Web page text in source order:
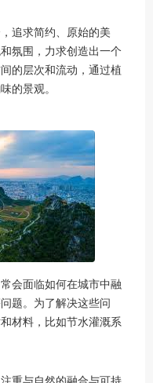
追求简约、原始的美
氛围，力求创造出一个
的层次和流动，通过植
的景观。
会面临如何在城市中融
题。为了解决这些问
材料，比如节水灌溉系
重与自然的融合与可持